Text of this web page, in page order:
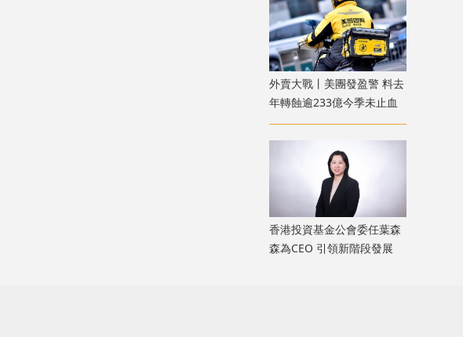
外賣大戰丨美團發盈警 料去
年轉蝕逾233億今季未止血
香港投資基金公會委任葉森
森為CEO 引領新階段發展